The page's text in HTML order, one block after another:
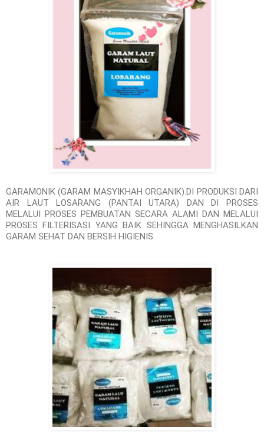
GARAMONIK (GARAM MASYIKHAH ORGANIK).DI PRODUKSI DARI
AIR LAUT LOSARANG (PANTAI UTARA) DAN DI PROSES
MELALUI PROSES PEMBUATAN SECARA ALAMI DAN MELALUI
PROSES FILTERISASI YANG BAIK SEHINGGA MENGHASILKAN
GARAM SEHAT DAN BERSIH HIGIENIS